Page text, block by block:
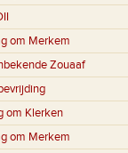
om Merkem
Zouaaf
om Klerken
om Merkem